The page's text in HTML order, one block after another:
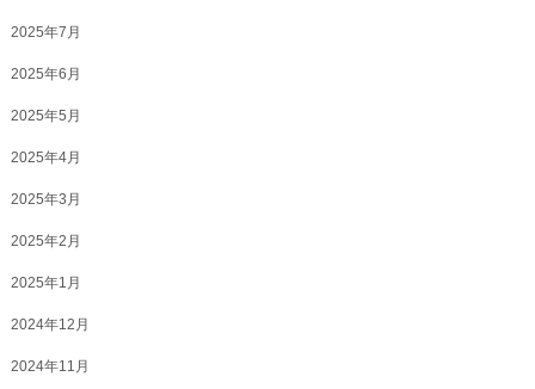
2025年7月
2025年6月
2025年5月
2025年4月
2025年3月
2025年2月
2025年1月
2024年12月
2024年11月